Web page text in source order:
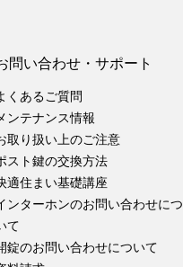
問い合わせ・サポート
くあるご質問
ンテナンス情報
取り扱い上のご注意
スト鍵の交換方法
適住まい基礎講座
ンターホンのお問い合わせにつ
て
錠のお問い合わせについて